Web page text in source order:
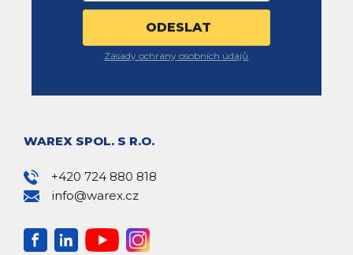
Zásady ochrany osobních údajů
WAREX SPOL. S R.O.
+420 724 880 818
info@warex.cz